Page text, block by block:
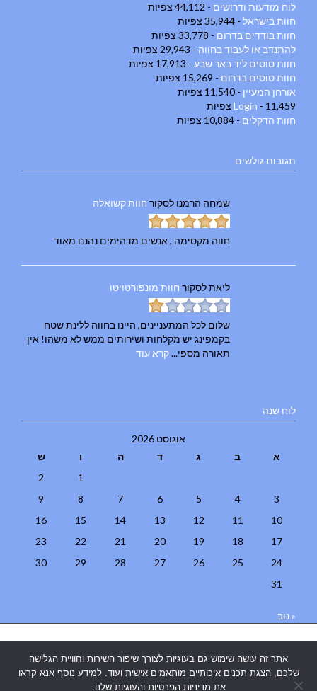
לוח מודעות ודרושים - 44,112 צפיות
חוות בישראל - 35,944 צפיות
חוות בודדים בדרום - 33,778 צפיות
להתנדב או לעבוד בחווה - 29,943 צפיות
חוות סוסים ליד באר שבע - 17,913 צפיות
חוות סוסים בדרום - 15,269 צפיות
אורחן המעיין - 11,540 צפיות
Login - 11,459 צפיות
חוות הדקלים - 10,884 צפיות
תגובות גולשים
שמחה הרמנו לסקור חוות קשואלה
חווה מקסימה , אנשים מדהימים נהננו מאוד
ליאתלסקור חוות מונפורטויטו
שלום לכל המתעניינים, היינו בחווה ללינת שטח
בקמפינג יש מקלחות ושירותים ממש לא משהו! אין
תאורה מספי...קרא עוד
לוח שנה
אוגוסט 2026
א
ב ג ד ה ו
ש
1
2
3
4
5
6
7
8
9
10
11
12
13
14
15
16
17
18
19
20
21
22
23
24
25
26
27
28
29
30
31
« נוב
אתרים בבאר שבע|
אתר זה עושה שימוש גם בעוגיות לצורך שיפור השירות וחוויית הגלישה
שלכם, הצגת תכנים איכותיים מותאמים אישית ועוד. למידע נוסף אנא קראו
את מדיניות הפרטיות והעוגיות שלנו.